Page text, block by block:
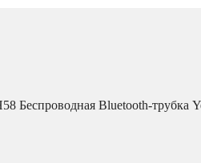
Беспроводная Bluetooth-трубка